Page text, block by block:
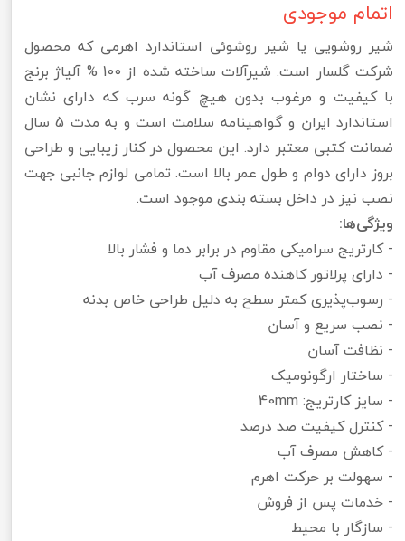
اتمام موجودی
شیر روشویی یا شیر روشوئی استاندارد اهرمی که محصول
شرکت گلسار است. شیرآلات ساخته شده از 100 % آلیاژ برنج
با کیفیت و مرغوب بدون هیچ گونه سرب که دارای نشان
استاندارد ایران و گواهینامه سلامت است و به مدت 5 سال
ضمانت کتبی معتبر دارد. این محصول در کنار زیبایی و طراحی
بروز دارای دوام و طول عمر بالا است. تمامی لوازم جانبی جهت
نصب نیز در داخل بسته بندی موجود است.
ویژگی‌ها:
​- کارتریج سرامیکی مقاوم در برابر دما و فشار بالا
- دارای پرلاتور کاهنده مصرف آب
- رسوب‌پذیری کمتر سطح به دلیل طراحی خاص بدنه
- نصب سریع و آسان
- نظافت آسان
- ساختار ارگونومیک
- سایز کارتریج: 40mm
- کنترل کیفیت صد درصد
- کاهش مصرف آب
- سهولت بر حرکت اهرم
- خدمات پس از فروش
- سازگار با محیط